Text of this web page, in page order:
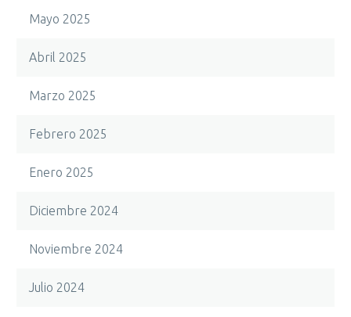
Mayo 2025
Abril 2025
Marzo 2025
Febrero 2025
Enero 2025
Diciembre 2024
Noviembre 2024
Julio 2024